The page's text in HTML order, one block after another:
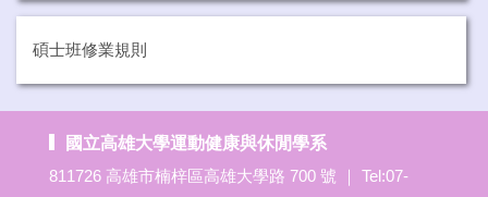
碩士班修業規則
國立高雄大學運動健康與休閒學系
811726 高雄市楠梓區高雄大學路 700 號 ｜ Tel:07-